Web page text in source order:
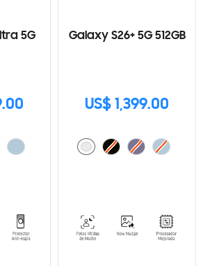
5G
Galaxy S26+ 5G 512GB
US$ 1,399.00